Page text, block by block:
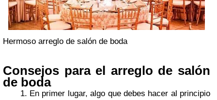
Hermoso arreglo de salón de boda
Consejos para el arreglo de salón
de boda
En primer lugar, algo que debes hacer al principio